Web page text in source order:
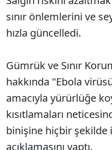
sınır önlemlerini ve
hızla güncelledi.
Gümrük ve Sınır
hakkında "Ebola
amacıyla yürürlüğe
kısıtlamaları
binişine hiçbir
açıklamasını yaptı.